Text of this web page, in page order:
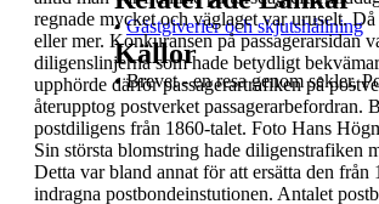
• Gästgiverier och skjutshållning
Källor
• Brevet - en resa genom sekler,
regnade mycket ochväglaget var uruselt.
eller mer. Konkuransen på passagerarsidan
diligenslinjerna som hade betydligt
upphörde därförpassagerartrafiken på
återupptog postverket passagerarbefordran.
postdiligens från 1860-talet. Foto Hans
Sin största blomstring hade diligenstrafiken
Detta var bland annat för att ersätta den från
indragna postbondeinstutionen. Antalet